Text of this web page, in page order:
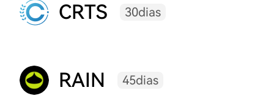
CRTS 30dias
RAIN 45dias